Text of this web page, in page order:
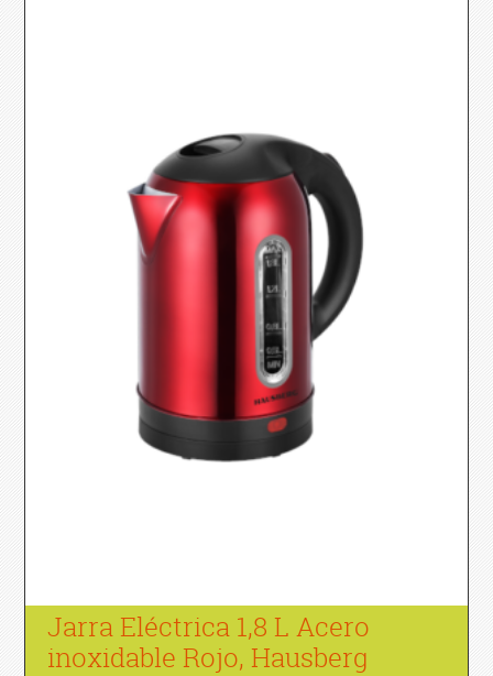
Jarra Eléctrica 1,8 L Acero
inoxidable Rojo, Hausberg